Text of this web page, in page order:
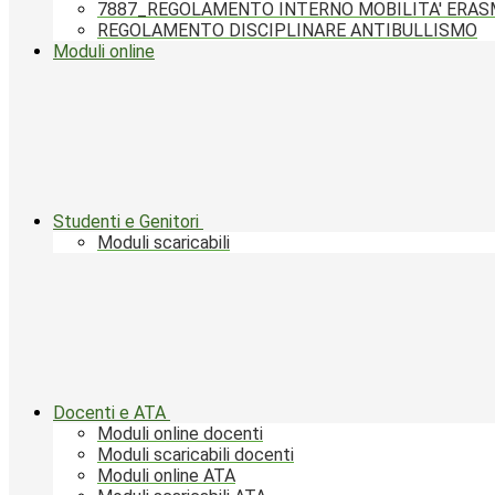
7887_REGOLAMENTO INTERNO MOBILITA'
REGOLAMENTO DISCIPLINARE ANTIBULLISMO
Moduli online
Studenti e Genitori
Moduli scaricabili
Docenti e ATA
Moduli online docenti
Moduli scaricabili docenti
Moduli online ATA